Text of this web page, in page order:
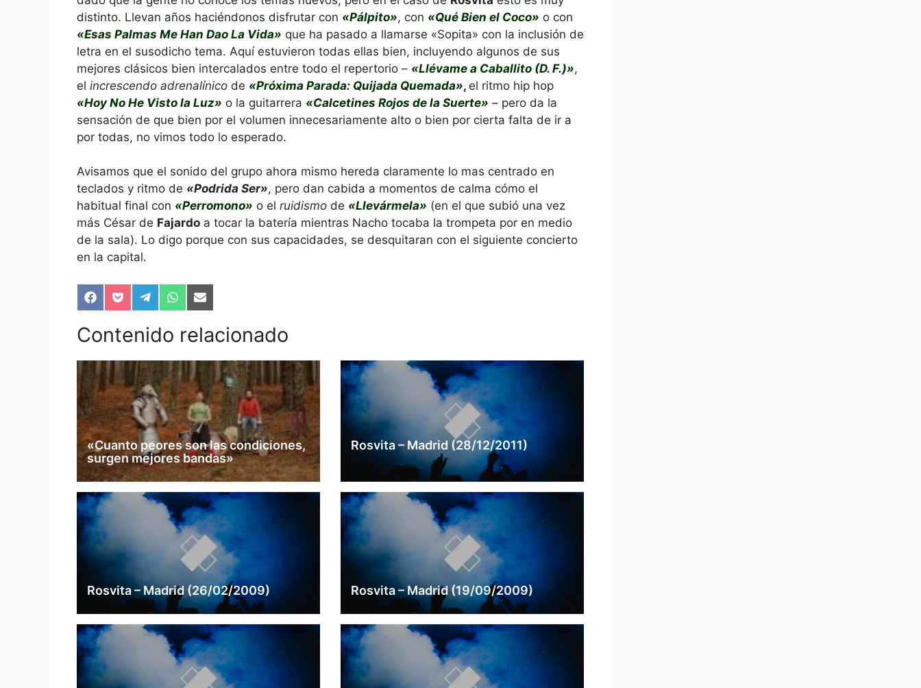
distinto. Llevan años haciéndonos disfrutar con «Pálpito», con «Qué Bien el Coco» o con
«Esas Palmas Me Han Dao La Vida» que ha pasado a llamarse «Sopita» con la inclusión de
letra en el susodicho tema. Aquí estuvieron todas ellas bien, incluyendo algunos de sus
mejores clásicos bien intercalados entre todo el repertorio – «Llévame a Caballito (D. F.)»,
el increscendo adrenalínico de «Próxima Parada: Quijada Quemada», el ritmo hip hop
«Hoy No He Visto la Luz» o la guitarrera «Calcetines Rojos de la Suerte» – pero da la
sensación de que bien por el volumen innecesariamente alto o bien por cierta falta de ir a
por todas, no vimos todo lo esperado.
Avisamos que el sonido del grupo ahora mismo hereda claramente lo mas centrado en
teclados y ritmo de «Podrida Ser», pero dan cabida a momentos de calma cómo el
habitual final con «Perromono» o el ruidismo de «Llevármela» (en el que subió una vez
más César de Fajardo a tocar la batería mientras Nacho tocaba la trompeta por en medio
de la sala). Lo digo porque con sus capacidades, se desquitaran con el siguiente concierto
en la capital.
Compartir
en
Facebook
Compartir
en
Pocket
Compartir
en
Telegram
Compartir
en
WhatsApp
Compartir
en
Email
Contenido relacionado
«Cuanto peores son las condiciones,
surgen mejores bandas»
Rosvita – Madrid (28/12/2011)
Rosvita – Madrid (26/02/2009) Rosvita – Madrid (19/09/2009)